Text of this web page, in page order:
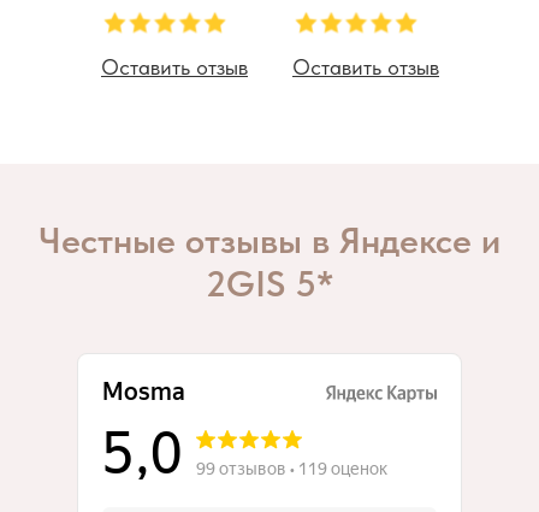
Оставить отзыв
Оставить отзыв
Честные отзывы в Яндексе и
2GIS 5*